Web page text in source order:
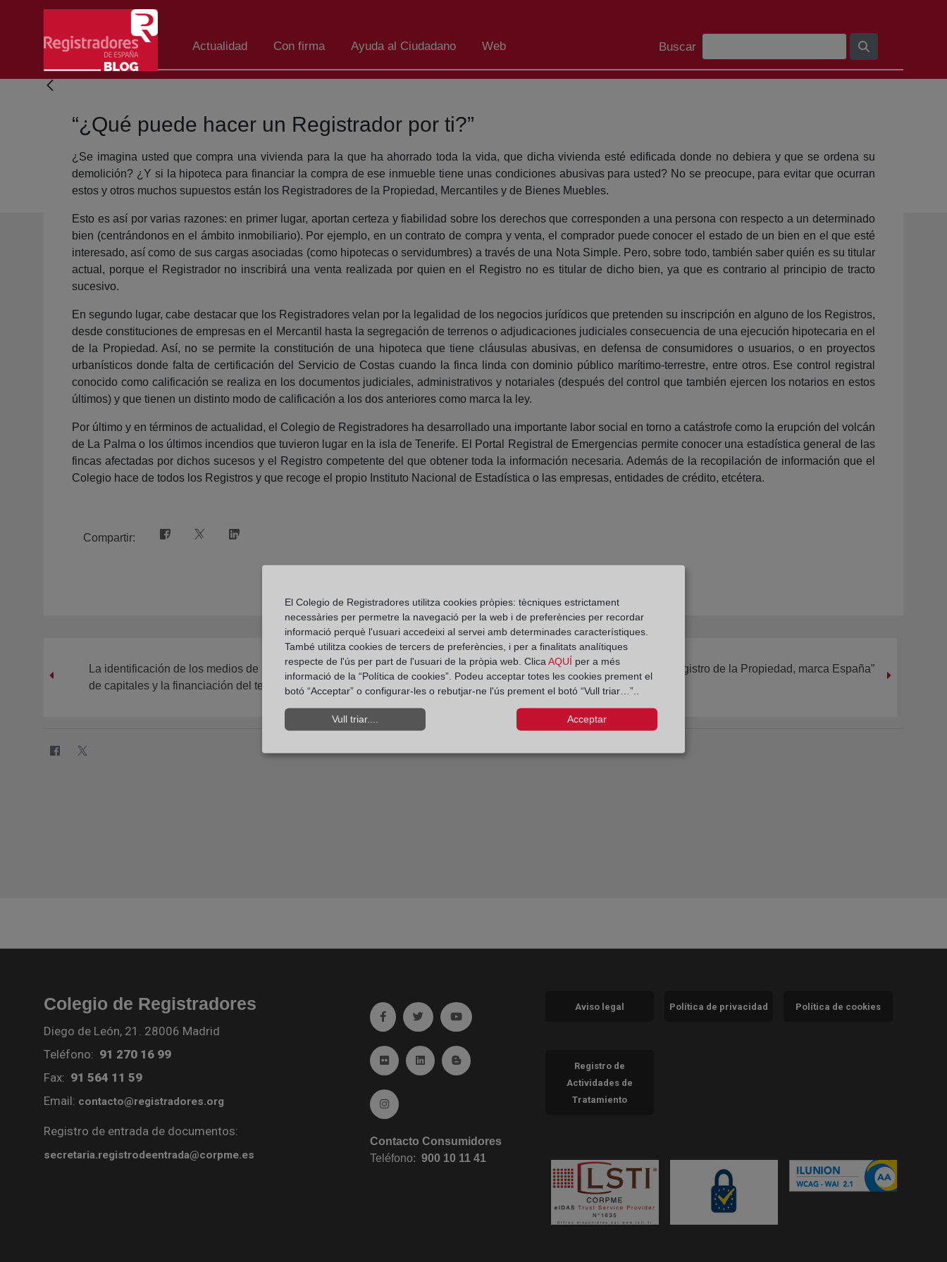
Salta al contingut principal
Actualidad Con firma Ayuda al Ciudadano Web
Barra de cerca
Buscar
“¿Qué puede hacer un Registrador por ti?”
¿Se imagina usted que compra una vivienda para la que ha ahorrado toda la vida, que dicha vivienda esté edificada donde no debiera y que se ordena su
demolición? ¿Y si la hipoteca para financiar la compra de ese inmueble tiene unas condiciones abusivas para usted? No se preocupe, para evitar que ocurran
estos y otros muchos supuestos están los Registradores de la Propiedad, Mercantiles y de Bienes Muebles.
Esto es así por varias razones: en primer lugar, aportan certeza y fiabilidad sobre los derechos que corresponden a una persona con respecto a un determinado
bien (centrándonos en el ámbito inmobiliario). Por ejemplo, en un contrato de compra y venta, el comprador puede conocer el estado de un bien en el que esté
interesado, así como de sus cargas asociadas (como hipotecas o servidumbres) a través de una Nota Simple. Pero, sobre todo, también saber quién es su titular
actual, porque el Registrador no inscribirá una venta realizada por quien en el Registro no es titular de dicho bien, ya que es contrario al principio de tracto
sucesivo.
En segundo lugar, cabe destacar que los Registradores velan por la legalidad de los negocios jurídicos que pretenden su inscripción en alguno de los Registros,
desde constituciones de empresas en el Mercantil hasta la segregación de terrenos o adjudicaciones judiciales consecuencia de una ejecución hipotecaria en el
de la Propiedad. Así, no se permite la constitución de una hipoteca que tiene cláusulas abusivas, en defensa de consumidores o usuarios, o en proyectos
urbanísticos donde falta de certificación del Servicio de Costas cuando la finca linda con dominio público marítimo-terrestre, entre otros. Ese control registral
conocido como calificación se realiza en los documentos judiciales, administrativos y notariales (después del control que también ejercen los notarios en estos
últimos) y que tienen un distinto modo de calificación a los dos anteriores como marca la ley.
Por último y en términos de actualidad, el Colegio de Registradores ha desarrollado una importante labor social en torno a catástrofe como la erupción del volcán
de La Palma o los últimos incendios que tuvieron lugar en la isla de Tenerife. El Portal Registral de Emergencias permite conocer una estadística general de las
fincas afectadas por dichos sucesos y el Registro competente del que obtener toda la información necesaria. Además de la recopilación de información que el
Colegio hace de todos los Registros y que recoge el propio Instituto Nacional de Estadística o las empresas, entidades de crédito, etcétera.
Compartir:
La identificación de los medios de pago en la prevención del blanqueo
de capitales y la financiación del terrorismo. Calificación registral
“Registro de la Propiedad, marca España”
Colegio de Registradores
Diego de León, 21. 28006 Madrid
Teléfono: 91 270 16 99
Fax: 91 564 11 59
Email: contacto@registradores.org
Registro de entrada de documentos:
secretaria.registrodeentrada@corpme.es
Ir a facebook (abre en ventana nueva)
Ir a twitter (abre en ventana nueva)
Ir a YouTube (abre en ventana nueva)
Ir a Flickr (abre en ventana nueva)
Ir a Linkedin (abre en ventana nueva)
Ir al Blog (abre en ventana nueva)
Ir a Instagram (abre en ventana nueva)
Contacto Consumidores
Teléfono:900 10 11 41
Aviso legal Política de privacidad Política de cookies
Registro de
Actividades de
Tratamiento
El Colegio de Registradores utilitza cookies pròpies: tècniques estrictament
necessàries per permetre la navegació per la web i de preferències per recordar
informació perquè l'usuari accedeixi al servei amb determinades característiques.
També utilitza cookies de tercers de preferències, i per a finalitats analítiques
respecte de l'ús per part de l'usuari de la pròpia web. Clica AQUÍ per a més
informació de la “Política de cookies”. Podeu acceptar totes les cookies prement el
botó “Acceptar” o configurar-les o rebutjar-ne l'ús prement el botó “Vull triar…”..
Vull triar.... Acceptar